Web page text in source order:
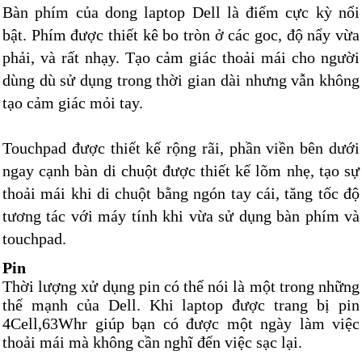
Bàn phím của dong laptop Dell là điểm cực kỳ nổi
bật. Phím được thiết kê bo tròn ở các goc, độ nẩy vừa
phải, và rất nhạy. Tạo cảm giác thoải mái cho người
dùng dù sử dụng trong thời gian dài nhưng vẫn không
tạo cảm giác mỏi tay.
Touchpad được thiết kế rộng rãi, phần viền bên dưới
ngay cạnh bàn di chuột được thiết kế lõm nhẹ, tạo sự
thoải mái khi di chuột bằng ngón tay cái, tăng tốc độ
tương tác với máy tính khi vừa sử dụng bàn phím và
touchpad.
Pin
Thời lượng xử dụng pin có thể nói là một trong những
thế mạnh của Dell. Khi laptop được trang bị pin
4Cell,63Whr giúp bạn có được một ngày làm việc
thoải mái mà không cần nghĩ đến việc sạc lại.